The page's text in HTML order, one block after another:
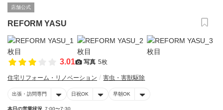
店舗公式
REFORM YASU
3.01 写真 5枚
住宅リフォーム・リノベーション 害虫・害獣駆除
出張・訪問専門 日祝OK 早朝OK
本日の営業状況 7:00〜7:30